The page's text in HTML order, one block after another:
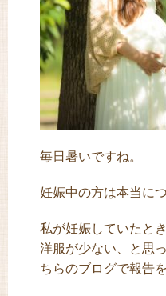
毎日暑いですね。
妊娠中の方は本当に
私が妊娠していたと
洋服が少ない、と思
ちらのブログで報告